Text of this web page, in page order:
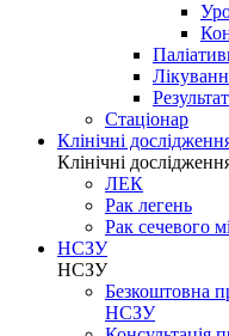
Стаціонар
Клінічні
Клінічні
ЛЕК
Рак легень
Рак сечевого
НСЗУ
НСЗУ
Безкоштовна
НСЗУ